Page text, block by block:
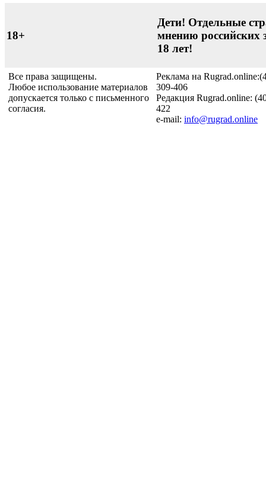
18+
Дети! Отдельные
мнению российских
18 лет!
Все права защищены.
Любое использование материалов
допускается только с письменного
согласия.
Реклама на
309-406
Редакция Rugrad.online:
422
e-mail: info@rugrad.online